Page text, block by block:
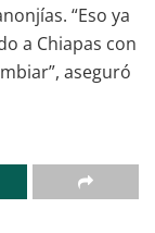
“Eso ya
a Chiapas con
aseguró